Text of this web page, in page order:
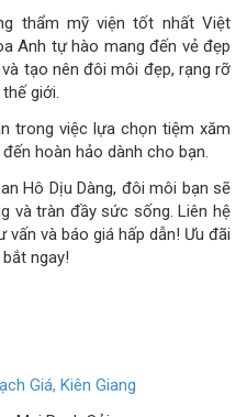
thẩm mỹ viện tốt nhất Việt
Anh tự hào mang đến vẻ đẹp
tạo nên đôi môi đẹp, rạng rỡ
giới.
trong việc lựa chọn tiệm xăm
hoàn hảo dành cho bạn.
Hô Dịu Dàng, đôi môi bạn sẽ
và tràn đầy sức sống. Liên hệ
và báo giá hấp dẫn! Ưu đãi
ngay!
Giá, Kiên Giang